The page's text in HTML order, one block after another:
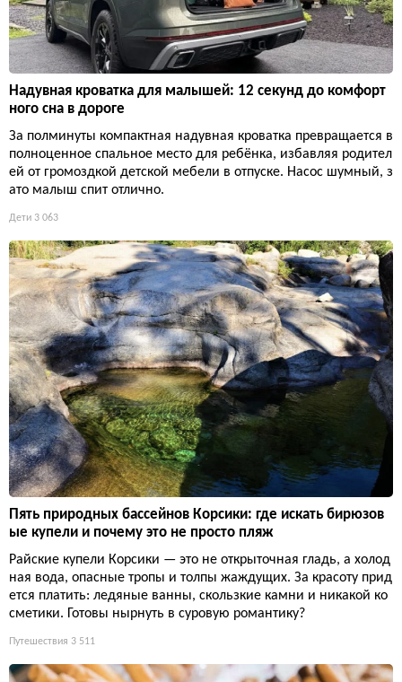
Надувная кроватка для малышей: 12 секунд до комфорт
ного сна в дороге
За полминуты компактная надувная кроватка превращается в
полноценное спальное место для ребёнка, избавляя родител
ей от громоздкой детской мебели в отпуске. Насос шумный, з
ато малыш спит отлично.
Дети 3 063
Пять природных бассейнов Корсики: где искать бирюзов
ые купели и почему это не просто пляж
Райские купели Корсики — это не открыточная гладь, а холод
ная вода, опасные тропы и толпы жаждущих. За красоту прид
ется платить: ледяные ванны, скользкие камни и никакой ко
сметики. Готовы нырнуть в суровую романтику?
Путешествия 3 511